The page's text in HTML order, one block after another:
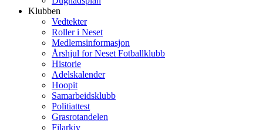
Klubben
Vedtekter
Roller i Neset
Medlemsinformasjon
Årshjul for Neset Fotballklubb
Historie
Adelskalender
Hoopit
Samarbeidsklubb
Politiattest
Grasrotandelen
Filarkiv